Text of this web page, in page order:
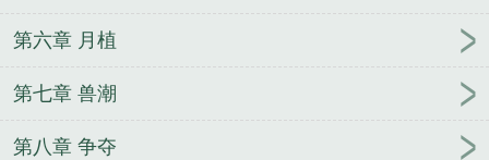
第六章 月植
第七章 兽潮
第八章 争夺